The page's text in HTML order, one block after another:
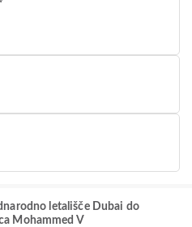
letališče Dubai do
Mohammed V